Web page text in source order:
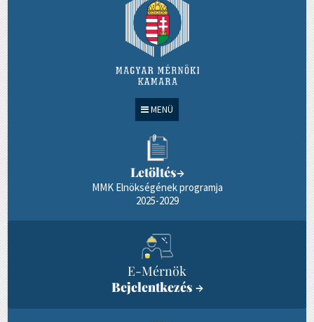
MENÜ
Letöltés→
MMK Elnökségének programja
2025-2029
E-Mérnök
Bejelentkezés →